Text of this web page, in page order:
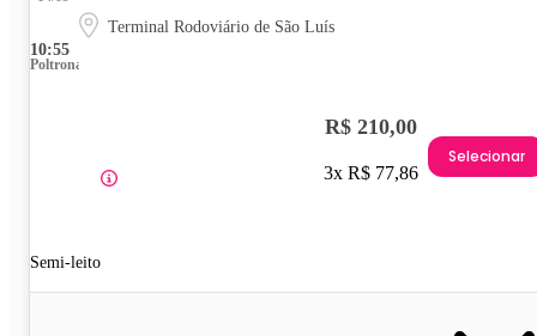
10:55
Terminal Rodoviário de São Luís
Poltrona
Semi-leito
R$ 210,00
3x R$ 77,86
Selecionar